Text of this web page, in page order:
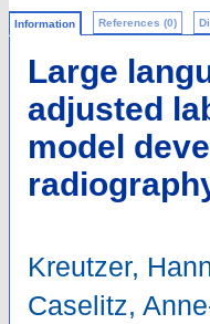
Information References (0)
Large
adjusted
model
Kreutzer,
Caselitz,